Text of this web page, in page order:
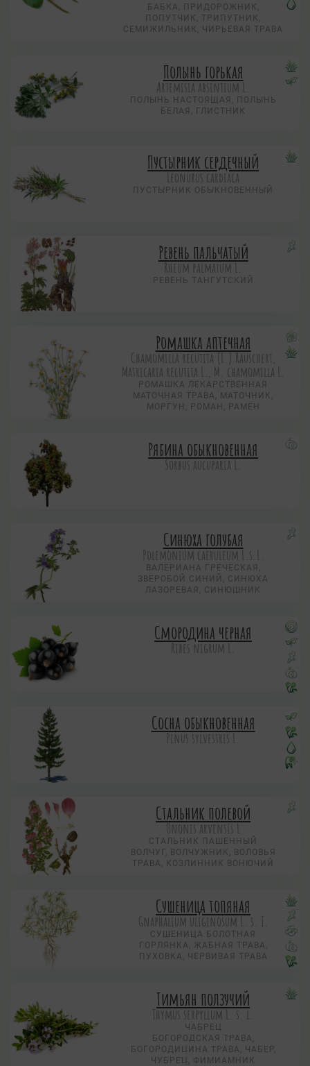
БАБКА, ПРИДОРОЖНИК,
ПОПУТЧИК, ТРИПУТНИК,
СЕМИЖИЛЬНИК, ЧИРЬЕВАЯ ТРАВА
Полынь горькая
Artemisia absintium L.
ПОЛЫНЬ НАСТОЯЩАЯ, ПОЛЫНЬ
БЕЛАЯ, ГЛИСТНИК
Пустырник сердечный
Leonurus cardiaca
ПУСТЫРНИК ОБЫКНОВЕННЫЙ
Ревень пальчатый
Rheum palmatum L.
РЕВЕНЬ ТАНГУТСКИЙ
Ромашка аптечная
Chamomilla recutita (L.) Rauschert,
Matricaria recutita L., M. chamomilla L.
РОМАШКА ЛЕКАРСТВЕННАЯ
МАТОЧНАЯ ТРАВА, МАТОЧНИК,
МОРГУН, РОМАН, РАМЕН
Рябина обыкновенная
Sorbus aucuparia L.
Синюха голубая
Polemonium caeruleum L.s.L.
ВАЛЕРИАНА ГРЕЧЕСКАЯ,
ЗВЕРОБОЙ СИНИЙ, СИНЮХА
ЛАЗОРЕВАЯ, СИНЮШНИК
Смородина черная
Ribes nigrum L.
Сосна обыкновенная
Pinus sylvestris L.
Стальник полевой
Ononis arvensis L
СТАЛЬНИК ПАШЕННЫЙ
ВОЛЧУГ, ВОЛЧУЖНИК, ВОЛОВЬЯ
ТРАВА, КОЗЛИННИК ВОНЮЧИЙ
Сушеница топяная
Gnaphalium uliginosum L. s. I.
СУШЕНИЦА БОЛОТНАЯ
ГОРЛЯНКА, ЖАБНАЯ ТРАВА,
ПУХОВКА, ЧЕРВИВАЯ ТРАВА
Тимьян ползучий
Thymus serpyllum L. s. l.
ЧАБРЕЦ
БОГОРОДСКАЯ ТРАВА,
БОГОРОДИЦИНА ТРАВА, ЧАБЕР,
ЧУБРЕЦ, ФИМИАМНИК